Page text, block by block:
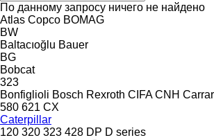
По данному запросу ничего не найдено
Atlas Copco BOMAG
BW
Baltacıoğlu Bauer
BG
Bobcat
323
Bonfiglioli Bosch Rexroth CIFA CNH
580 621 CX
Caterpillar
120 320 323 428 DP D series